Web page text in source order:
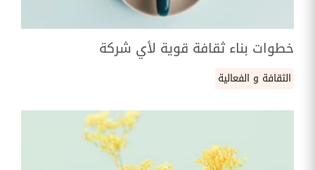
خطوات بناء ثقافة قوية لأي شركة
الثقافة و الفعالية